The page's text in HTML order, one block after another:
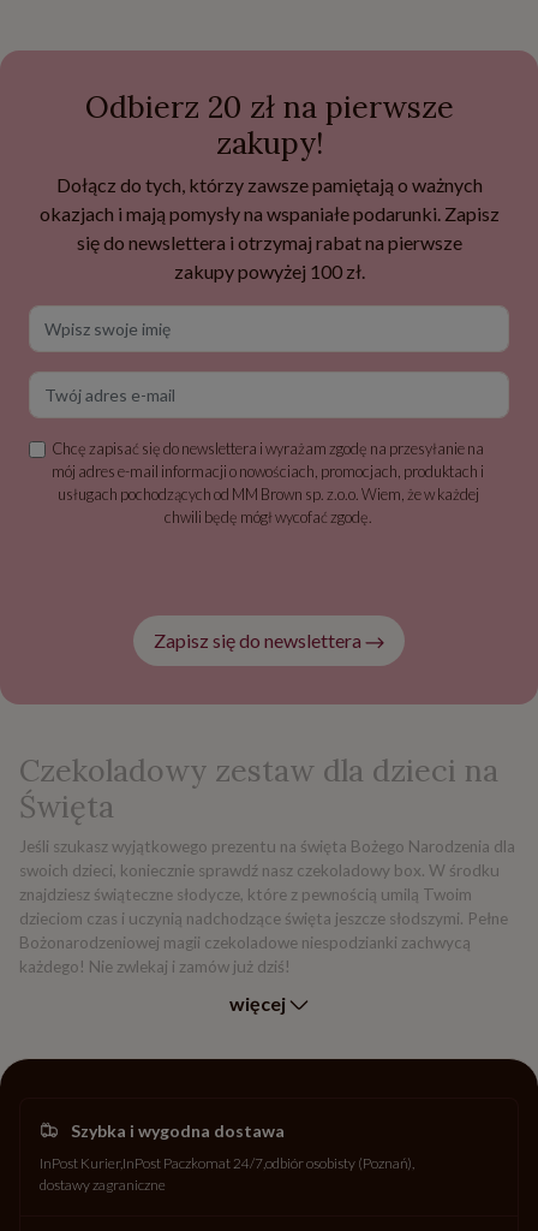
Odbierz 20 zł na pierwsze
zakupy!
Dołącz do tych, którzy zawsze pamiętają o ważnych
okazjach i mają pomysły na wspaniałe podarunki. Zapisz
się do newslettera i otrzymaj rabat na pierwsze
zakupy powyżej 100 zł.
Chcę zapisać się do newslettera i wyrażam zgodę na przesyłanie na
mój adres e-mail informacji o nowościach, promocjach, produktach i
usługach pochodzących od MM Brown sp. z.o.o. Wiem, że w każdej
chwili będę mógł wycofać zgodę.
Zapisz się do newslettera
Czekoladowy zestaw dla dzieci na
Święta
Jeśli szukasz wyjątkowego prezentu na święta Bożego Narodzenia dla
swoich dzieci, koniecznie sprawdź nasz czekoladowy box. W środku
znajdziesz świąteczne słodycze, które z pewnością umilą Twoim
dzieciom czas i uczynią nadchodzące święta jeszcze słodszymi. Pełne
Bożonarodzeniowej magii czekoladowe niespodzianki zachwycą
każdego! Nie zwlekaj i zamów już dziś!
więcej
Szybka i wygodna dostawa
InPost Kurier InPost Paczkomat 24/7odbiór osobisty (Poznań)
dostawy zagraniczne